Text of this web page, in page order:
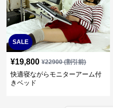
SALE
¥19,800 ¥22900(割引前)
快適寝ながらモニターアーム付
きベッド